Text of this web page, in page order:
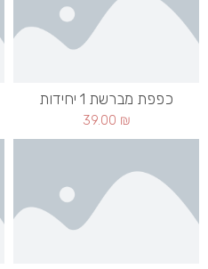
כפפת מברשת 1 יחידות
39.00 ₪